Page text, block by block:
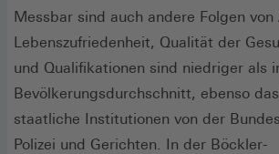
Messbar sind auch andere Folgen von
Lebenszufriedenheit, Qualität der
und Qualifikationen sind niedriger als
Bevölkerungsdurchschnitt, ebenso
staatliche Institutionen von der
Polizei und Gerichten. In der Böckler-